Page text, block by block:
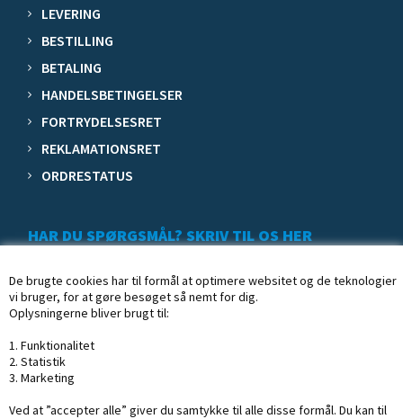
De brugte cookies har til formål at optimere websitet og de teknologier
vi bruger, for at gøre besøget så nemt for dig.
Oplysningerne bliver brugt til:
1. Funktionalitet
2. Statistik
3. Marketing
Ved at ”accepter alle” giver du samtykke til alle disse formål. Du kan til
LEVERING
BESTILLING
BETALING
HANDELSBETINGELSER
FORTRYDELSESRET
REKLAMATIONSRET
ORDRESTATUS
HAR DU SPØRGSMÅL? SKRIV TIL OS HER